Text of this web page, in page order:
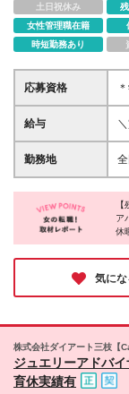
土日祝休み
女性管理職在籍
時短勤務あり
応募資格
＊
給与
+
勤務地
きま
◆北海
ア
休
シ
珍
輝
気にな
株式会社ダイアート三枝【
ジュエリーアドバ
育休実績有